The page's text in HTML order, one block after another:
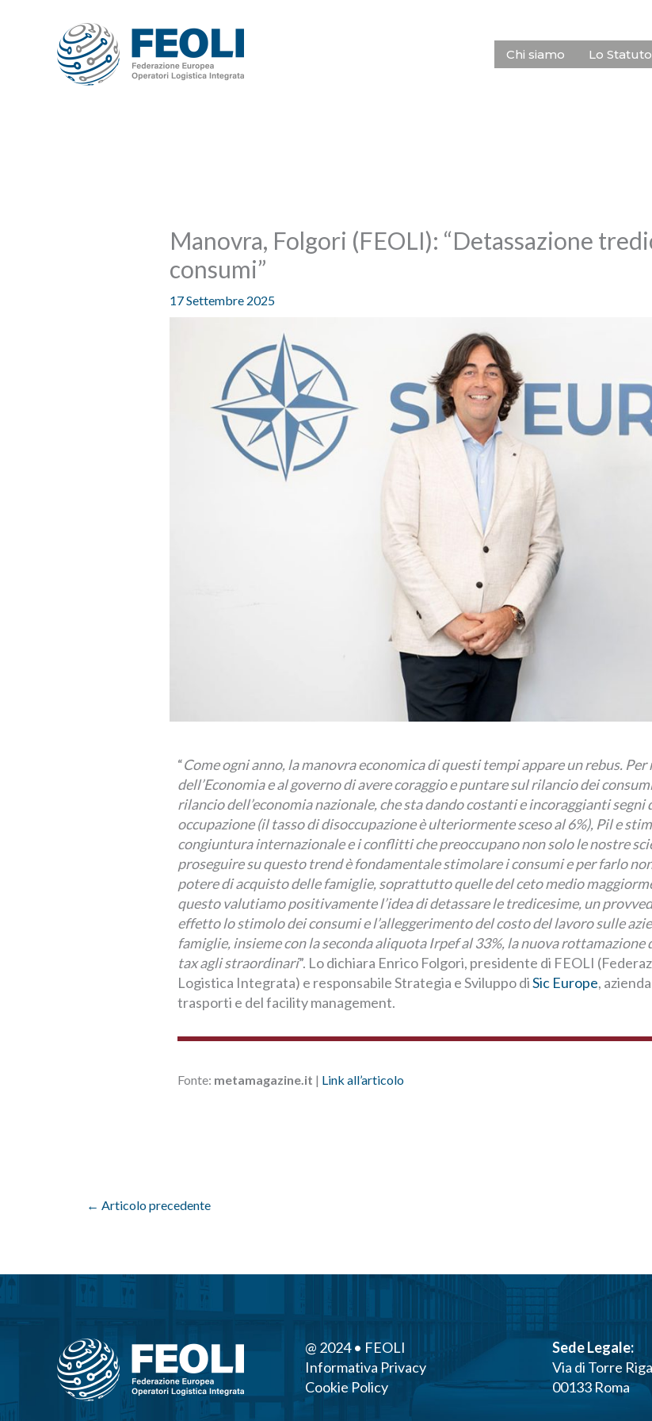
Chi siamo Lo Statuto
Manovra, Folgori (FEOLI): “Detassazione
consumi”
17 Settembre 2025
“Come ogni anno, la manovra economica di questi tempi appare un rebus.
dell’Economia e al governo di avere coraggio e puntare sul rilancio dei
rilancio dell’economia nazionale, che sta dando costanti e incoraggianti
occupazione (il tasso di disoccupazione è ulteriormente sceso al 6%), Pil e
congiuntura internazionale e i conflitti che preoccupano non solo le nostre
proseguire su questo trend è fondamentale stimolare i consumi e per farlo
potere di acquisto delle famiglie, soprattutto quelle del ceto medio
questo valutiamo positivamente l’idea di detassare le tredicesime, un
effetto lo stimolo dei consumi e l’alleggerimento del costo del lavoro sulle
famiglie, insieme con la seconda aliquota Irpef al 33%, la nuova rottamazione
tax agli straordinari”. Lo dichiara Enrico Folgori, presidente di FEOLI
Logistica Integrata) e responsabile Strategia e Sviluppo diSic Europe,
trasporti e del facility management.
Fonte: metamagazine.it | Link all’articolo
← Articolo precedente
@ 2024 • FEOLI
Informativa Privacy
Cookie Policy
Sede Legale:
Via di Torre
00133 Roma